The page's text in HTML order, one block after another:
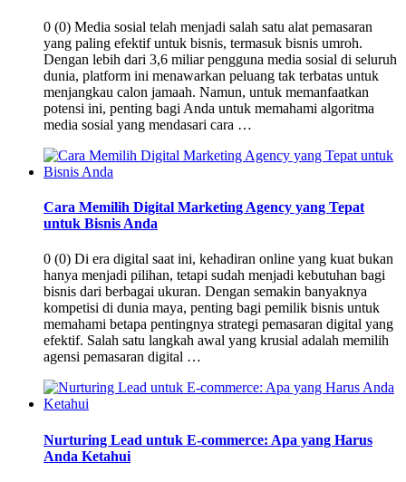
0 (0) Media sosial telah menjadi salah satu alat pemasaran
yang paling efektif untuk bisnis, termasuk bisnis umroh.
Dengan lebih dari 3,6 miliar pengguna media sosial di seluruh
dunia, platform ini menawarkan peluang tak terbatas untuk
menjangkau calon jamaah. Namun, untuk memanfaatkan
potensi ini, penting bagi Anda untuk memahami algoritma
media sosial yang mendasari cara …
Cara Memilih Digital Marketing Agency yang Tepat
untuk Bisnis Anda
0 (0) Di era digital saat ini, kehadiran online yang kuat bukan
hanya menjadi pilihan, tetapi sudah menjadi kebutuhan bagi
bisnis dari berbagai ukuran. Dengan semakin banyaknya
kompetisi di dunia maya, penting bagi pemilik bisnis untuk
memahami betapa pentingnya strategi pemasaran digital yang
efektif. Salah satu langkah awal yang krusial adalah memilih
agensi pemasaran digital …
Nurturing Lead untuk E-commerce: Apa yang Harus
Anda Ketahui